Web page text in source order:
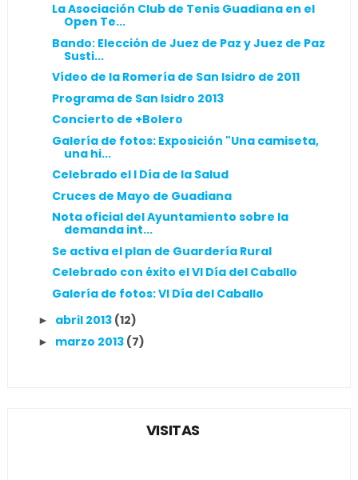
La Asociación Club de Tenis Guadiana en el
Open Te...
Bando: Elección de Juez de Paz y Juez de Paz
Susti...
Vídeo de la Romería de San Isidro de 2011
Programa de San Isidro 2013
Concierto de +Bolero
Galería de fotos: Exposición "Una camiseta,
una hi...
Celebrado el I Día de la Salud
Cruces de Mayo de Guadiana
Nota oficial del Ayuntamiento sobre la
demanda int...
Se activa el plan de Guardería Rural
Celebrado con éxito el VI Día del Caballo
Galería de fotos: VI Día del Caballo
► abril 2013 (12)
► marzo 2013 (7)
VISITAS